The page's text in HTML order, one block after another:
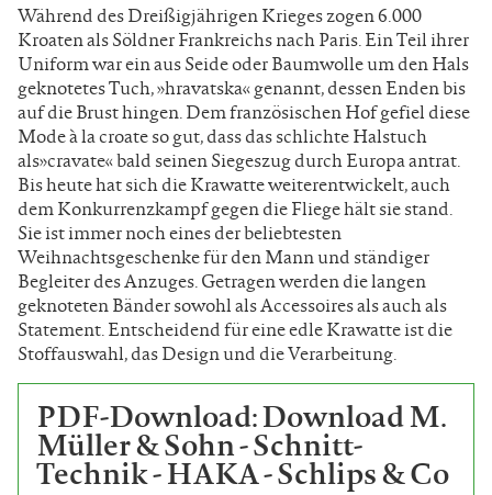
Während des Dreißigjährigen Krieges zogen 6.000
Kroaten als Söldner Frankreichs nach Paris. Ein Teil ihrer
Uniform war ein aus Seide oder Baumwolle um den Hals
geknotetes Tuch, »hravatska« genannt, dessen Enden bis
auf die Brust hingen. Dem französischen Hof gefiel diese
Mode à la croate so gut, dass das schlichte Halstuch
als»cravate« bald seinen Siegeszug durch Europa antrat.
Bis heute hat sich die Krawatte weiterentwickelt, auch
dem Konkurrenzkampf gegen die Fliege hält sie stand.
Sie ist immer noch eines der beliebtesten
Weihnachtsgeschenke für den Mann und ständiger
Begleiter des Anzuges. Getragen werden die langen
geknoteten Bänder sowohl als Accessoires als auch als
Statement. Entscheidend für eine edle Krawatte ist die
Stoffauswahl, das Design und die Verarbeitung.
PDF-Download: Download M.
Müller & Sohn - Schnitt-
Technik - HAKA - Schlips & Co